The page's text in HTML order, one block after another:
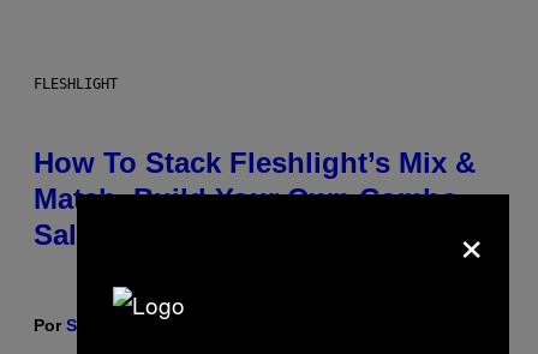
FLESHLIGHT
How To Stack Fleshlight’s Mix &
Match, Build Your Own Combo
Sales Up To 30%
PorSam Watanuki
×